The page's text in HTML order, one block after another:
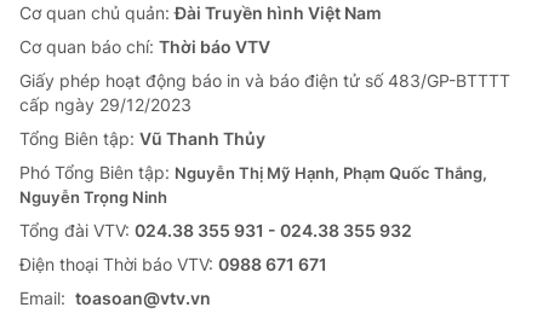
Cơ quan chủ quản:Đài Truyền hình Việt Nam
Cơ quan báo chí: Thời báo VTV
Giấy phép hoạt động báo in và báo điện tử số 483/GP-BTTTT
cấp ngày 29/12/2023
Tổng Biên tập: Vũ Thanh Thủy
Phó Tổng Biên tập: Nguyễn Thị Mỹ Hạnh, Phạm Quốc Thắng,
Nguyễn Trọng Ninh
Tổng đài VTV: 024.38 355 931 - 024.38 355 932
Ðiện thoại Thời báo VTV: 0988 671 671
Email: toasoan@vtv.vn